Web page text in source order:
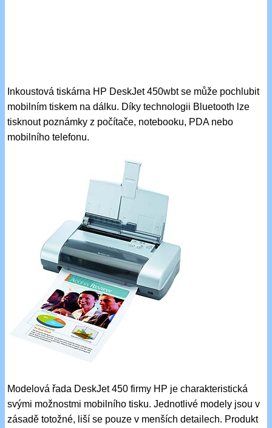
Inkoustová tiskárna HP DeskJet 450wbt se může pochlubit
mobilním tiskem na dálku. Díky technologii Bluetooth lze
tisknout poznámky z počítače, notebooku, PDA nebo
mobilního telefonu.
Modelová řada DeskJet 450 firmy HP je charakteristická
svými možnostmi mobilního tisku. Jednotlivé modely jsou v
zásadě totožné, liší se pouze v menších detailech. Produkt